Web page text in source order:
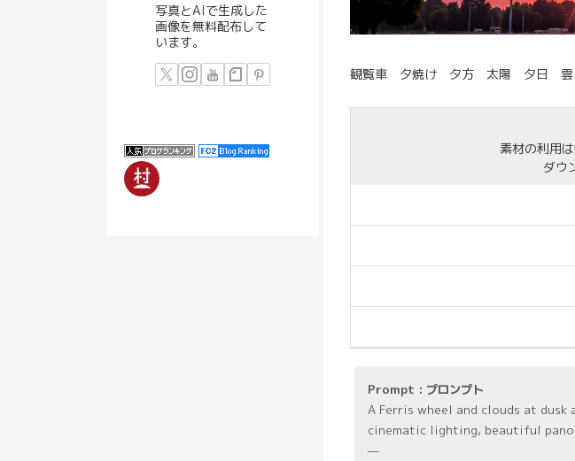
観覧車 夕焼け 夕方 太陽 夕日
素材の利用は
ダウ
Prompt : プロンプト
A Ferris wheel and clouds at
cinematic lighting, beautiful
—
写真とAIで生成した
画像を無料配布して
います。